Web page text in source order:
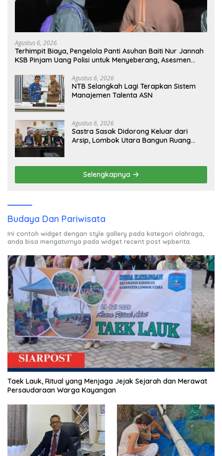
Agustus 6, 2026
Terhimpit Biaya, Pengelola Panti Asuhan Baiti Nur Jannah
KSB Pinjam Uang Polisi untuk Menyeberang, Asesmen
Agustus 6, 2026
NTB Selangkah Lagi Terapkan Sistem
Manajemen Talenta ASN
Agustus 6, 2026
Sastra Sasak Didorong Keluar dari
Arsip, Lombok Utara Bangun Ruang
Selengkapnya
Budaya Dan Pariwisata
Ini contoh widget dengan style gallery pada kategori olahraga,
anda bisa mengaturnya pada widget recent post wpberita.
Taek Lauk, Ritual yang Menjaga Jejak Sejarah dan Merawat
Persaudaraan Warga Kayangan